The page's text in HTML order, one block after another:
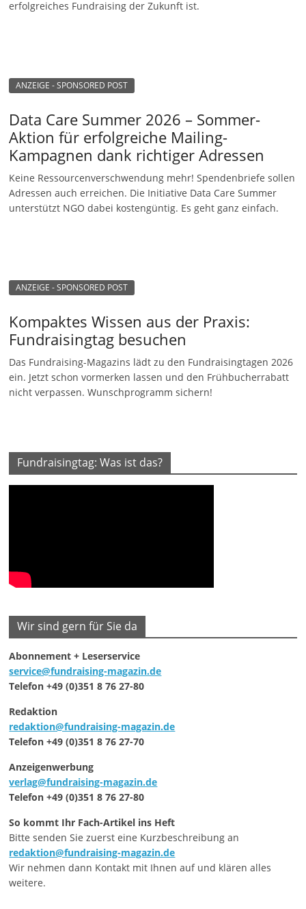
erfolgreiches Fundraising der Zukunft ist.
ANZEIGE - SPONSORED POST
Data Care Summer 2026 – Sommer-
Aktion für erfolgreiche Mailing-
Kampagnen dank richtiger Adressen
Keine Ressourcenverschwendung mehr! Spendenbriefe sollen
Adressen auch erreichen. Die Initiative Data Care Summer
unterstützt NGO dabei kostengüntig. Es geht ganz einfach.
ANZEIGE - SPONSORED POST
Kompaktes Wissen aus der Praxis:
Fundraisingtag besuchen
Das Fundraising-Magazins lädt zu den Fundraisingtagen 2026
ein. Jetzt schon vormerken lassen und den Frühbucherrabatt
nicht verpassen. Wunschprogramm sichern!
Fundraisingtag: Was ist das?
Wir sind gern für Sie da
Abonnement + Leserservice
service@fundraising-magazin.de
Telefon +49 (0)351 8 76 27-80
Redaktion
redaktion@fundraising-magazin.de
Telefon +49 (0)351 8 76 27-70
Anzeigenwerbung
verlag@fundraising-magazin.de
Telefon +49 (0)351 8 76 27-80
So kommt Ihr Fach-Artikel ins Heft
Bitte senden Sie zuerst eine Kurzbeschreibung an
redaktion@fundraising-magazin.de
Wir nehmen dann Kontakt mit Ihnen auf und klären alles
weitere.